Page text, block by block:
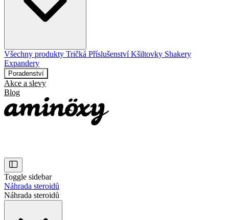
Všechny produkty Tričká PříslušenstvíKšiltovky Shakery
Expandery
Poradenství
Akce a slevy
Blog
Toggle sidebar
Náhrada steroidů
Náhrada steroidů